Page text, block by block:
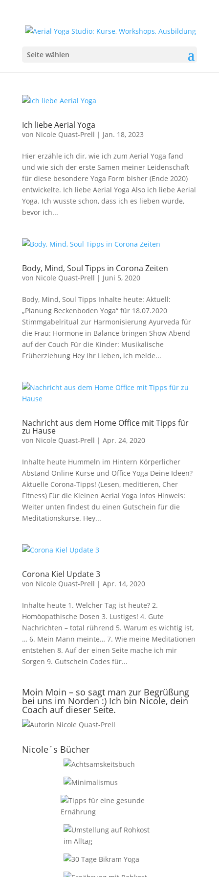
Seite wählen
Ich liebe Aerial Yoga
von Nicole Quast-Prell | Jan. 18, 2023
Hier erzähle ich dir, wie ich zum Aerial Yoga fand
und wie sich der erste Samen meiner Leidenschaft
für diese besondere Yoga Form bisher (Ende 2020)
entwickelte. Ich liebe Aerial Yoga Also ich liebe Aerial
Yoga. Ich wusste schon, dass ich es lieben würde,
bevor ich...
Body, Mind, Soul Tipps in Corona Zeiten
von Nicole Quast-Prell | Juni 5, 2020
Body, Mind, Soul Tipps Inhalte heute: Aktuell:
„Planung Beckenboden Yoga“ für 18.07.2020
Stimmgabelritual zur Harmonisierung Ayurveda für
die Frau: Hormone in Balance bringen Show Abend
auf der Couch Für die Kinder: Musikalische
Früherziehung Hey Ihr Lieben, ich melde...
Nachricht aus dem Home Office mit Tipps für
zu Hause
von Nicole Quast-Prell | Apr. 24, 2020
Inhalte heute Hummeln im Hintern Körperlicher
Abstand Online Kurse und Office Yoga Deine Ideen?
Aktuelle Corona-Tipps! (Lesen, meditieren, Cher
Fitness) Für die Kleinen Aerial Yoga Infos Hinweis:
Weiter unten findest du einen Gutschein für die
Meditationskurse. Hey...
Corona Kiel Update 3
von Nicole Quast-Prell | Apr. 14, 2020
Inhalte heute 1. Welcher Tag ist heute? 2.
Homöopathische Dosen 3. Lustiges! 4. Gute
Nachrichten – total rührend 5. Warum es wichtig ist,
… 6. Mein Mann meinte… 7. Wie meine Meditationen
entstehen 8. Auf der einen Seite mache ich mir
Sorgen 9. Gutschein Codes für...
Moin Moin – so sagt man zur Begrüßung
bei uns im Norden :) Ich bin Nicole, dein
Coach auf dieser Seite.
Nicole´s Bücher